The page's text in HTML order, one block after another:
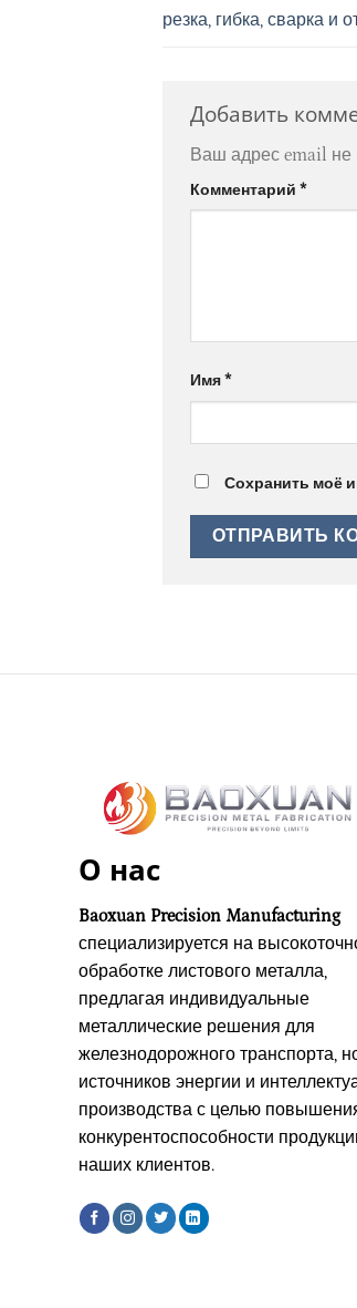
резка, гибка, сварка и
Добавить
Ваш адрес email не
Комментарий *
Имя*
Сохранить моё
О нас
Baoxuan Precision Manufacturing
специализируется на
обработке листового металла,
предлагая индивидуальные
металлические решения для
железнодорожного транспорта,
источников энергии и
производства с целью
конкурентоспособности
наших клиентов.